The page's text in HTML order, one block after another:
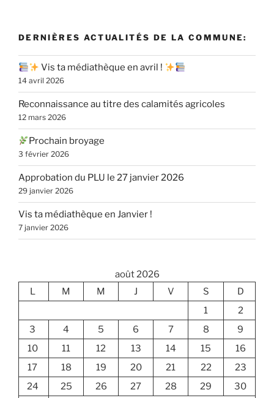
DERNIÈRES ACTUALITÉS DE LA COMMUNE:
Vis ta médiathèque en avril !
14 avril 2026
Reconnaissance au titre des calamités agricoles
12 mars 2026
Prochain broyage
3 février 2026
Approbation du PLU le 27 janvier 2026
29 janvier 2026
Vis ta médiathèque en Janvier !
7 janvier 2026
août 2026
L
M M J V S
D
1
2
3
4 5 6 7 8
9
10
11 12 13 14 15
16
17
18 19 20 21 22
23
24
25 26 27 28 29
30